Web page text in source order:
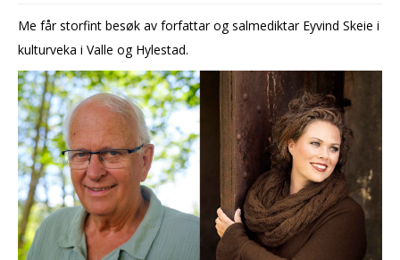
Me får storfint besøk av forfattar og salmediktar Eyvind Skeie i
kulturveka i Valle og Hylestad.